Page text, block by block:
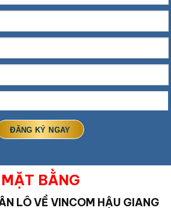
MẶT BẰNG
LÔ VỀ VINCOM HẬU GIANG